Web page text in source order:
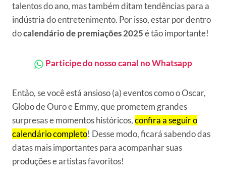
talentos do ano, mas também ditam tendências para a
indústria do entretenimento. Por isso, estar por dentro
docalendário de premiações 2025é tão importante!
Participe do nosso canal no Whatsapp
Então, se você está ansioso (a) eventos como o Oscar,
Globo de Ouro e Emmy, que prometem grandes
surpresas e momentos históricos,confira a seguir o
calendário completo! Desse modo, ficará sabendo das
datas mais importantes para acompanhar suas
produções e artistas favoritos!